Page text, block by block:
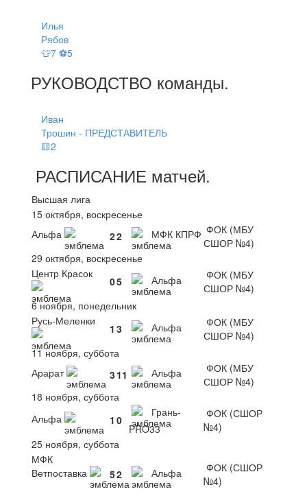
Илья
Рябов
👕7 ⚽5
РУКОВОДСТВО команды.
Иван
Трошин - ПРЕДСТАВИТЕЛЬ
🟨2
РАСПИСАНИЕ матчей.
Высшая лига
15 октября, воскресенье
Альфа
22 МФК КПРФ ФОК (МБУ
СШОР №4)
29 октября, воскресенье
Центр Красок
05 Альфа
ФОК (МБУ
СШОР №4)
6 ноября, понедельник
Русь-Меленки
1 3 Альфа
ФОК (МБУ
СШОР №4)
11 ноября, суббота
Арарат
311 Альфа
ФОК (МБУ
СШОР №4)
18 ноября, суббота
Альфа
1 0
Грань-
PRO33
ФОК (СШОР
№4)
25 ноября, суббота
МФК
Ветпоставка
52 Альфа
ФОК (СШОР
№4)